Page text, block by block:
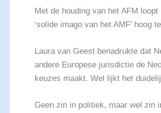
Met de houding van het AFM
‘solide imago van het AMF’
Laura van Geest benadrukte dat
andere Europese jurisdictie de
keuzes maakt. Wel lijkt het
Geen zin in politiek, maar wel zin